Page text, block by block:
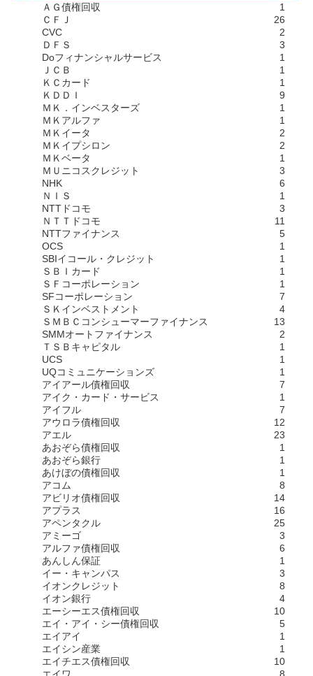
ＡＧ債権回収
1
ＣＦＪ
26
CVC
2
ＤＦＳ
3
Doフィナンシャルサービス
1
ＪＣＢ
1
ＫＣカード
1
ＫＤＤＩ
9
ＭＫ．インベスターズ
1
ＭＫアルファ
1
ＭＫイータ
2
ＭＫイプシロン
2
ＭＫベータ
1
ＭＵニコスクレジット
3
NHK
6
ＮＩＳ
1
NTTドコモ
3
ＮＴＴドコモ
11
NTTファイナンス
5
OCS
1
SBIイコール・クレジット
1
ＳＢＩカード
1
ＳＦコーポレーション
1
SFコーポレーション
7
ＳＫインベストメント
4
ＳＭＢＣコンシューマーファイナンス
13
SMMオートファイナンス
2
ＴＳＢキャピタル
1
UCS
1
UQコミュニケーションズ
1
アイアール債権回収
7
アイク・カード・サービス
1
アイフル
7
アウロラ債権回収
12
アエル
23
あおぞら債権回収
1
あおぞら銀行
1
あけぼの債権回収
1
アコム
8
アビリオ債権回収
14
アプラス
16
アペンタクル
25
アミーゴ
3
アルファ債権回収
6
あんしん保証
1
イー・キャンパス
3
イオンクレジット
8
イオン銀行
4
エーシーエス債権回収
10
エイ・アイ・シー債権回収
5
エイアイ
1
エイシン産業
1
エイチエス債権回収
10